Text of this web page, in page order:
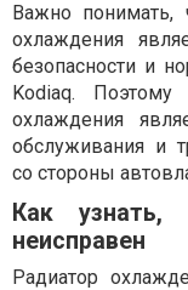
Важно понимать,
охлаждения
безопасности и
Kodiaq. Поэтому
охлаждения
обслуживания и
со стороны
Как узнать,
неисправен
Радиатор